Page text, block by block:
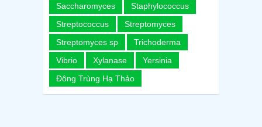
Saccharomyces
Staphylococcus
Streptococcus
Streptomyces
Streptomyces sp
Trichoderma
Vibrio
Xylanase
Yersinia
Đông Trùng Hạ Thảo